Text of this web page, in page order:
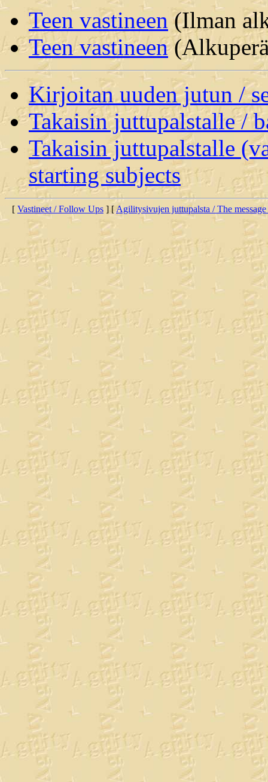
Teen vastineen (Ilman
Teen vastineen
Kirjoitan uuden jutun /
Takaisin juttupalstalle /
Takaisin juttupalstalle
starting subjects
[ Vastineet / Follow Ups ] [Agilitysivujen juttupalsta / The